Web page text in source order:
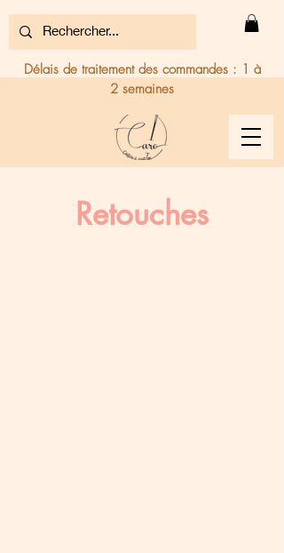
Délais de traitement des commandes : 1 à
2 semaines
Retouches